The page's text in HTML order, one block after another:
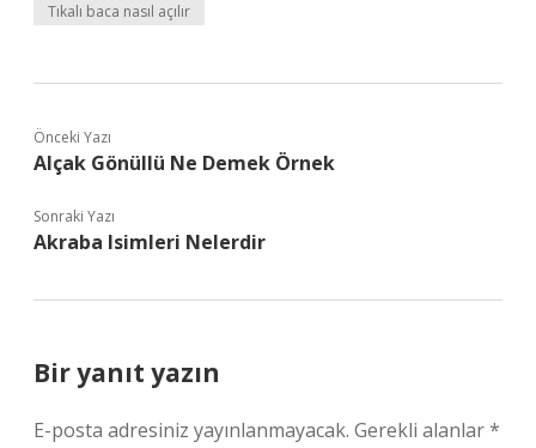
Tıkalı baca nasıl açılır
Önceki Yazı
Alçak Gönüllü Ne Demek Örnek
Sonraki Yazı
Akraba Isimleri Nelerdir
Bir yanıt yazın
E-posta adresiniz yayınlanmayacak. Gerekli alanlar*